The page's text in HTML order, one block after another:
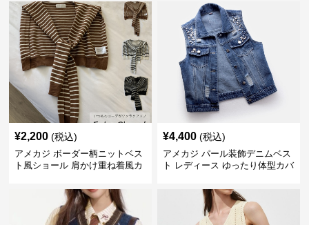
¥2,200 (税込)
アメカジ ボーダー柄ニットベス
ト風ショール 肩かけ重ね着風カ
¥4,400 (税込)
アメカジ パール装飾デニムベス
ト レディース ゆったり体型カバ